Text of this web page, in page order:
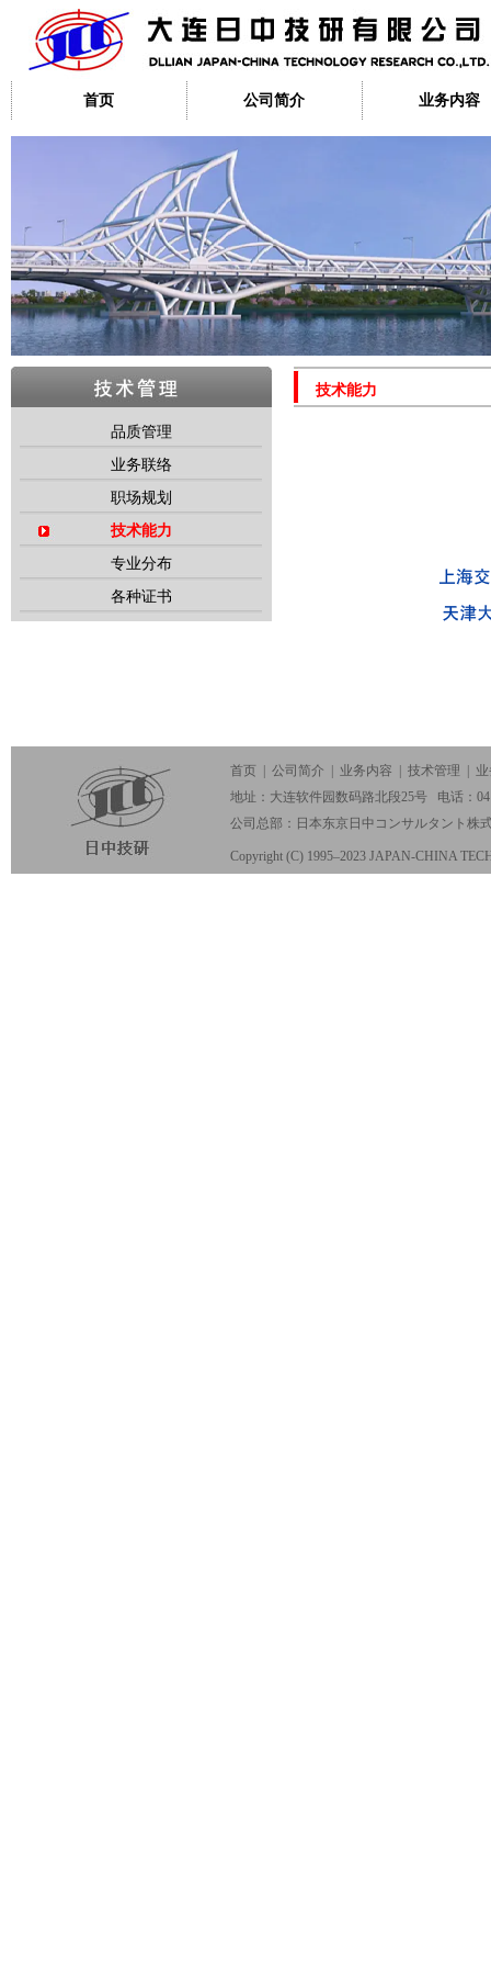
首页 公司简介 业务内容
品质管理
业务联络
职场规划
技术能力
专业分布
各种证书
技术能力
首页 公司简介 业务内容 技术管理
地址：大连软件园数码路北段25号 电话：
公司总部：日本东京日中コンサルタント株
Copyright (C) 1995–2023 JAPAN-CHINA